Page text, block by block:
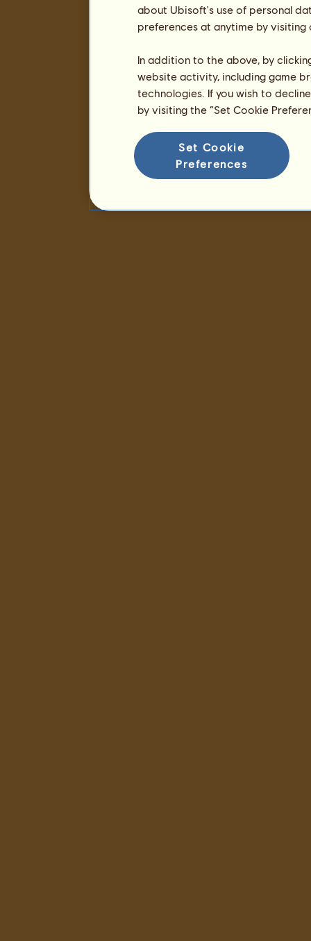
about Ubisoft's use of personal
preferences at anytime by
In addition to the above, by
website activity, including game
technologies. If you wish to
by visiting the “Set Cookie
Set Cookie
Preferences